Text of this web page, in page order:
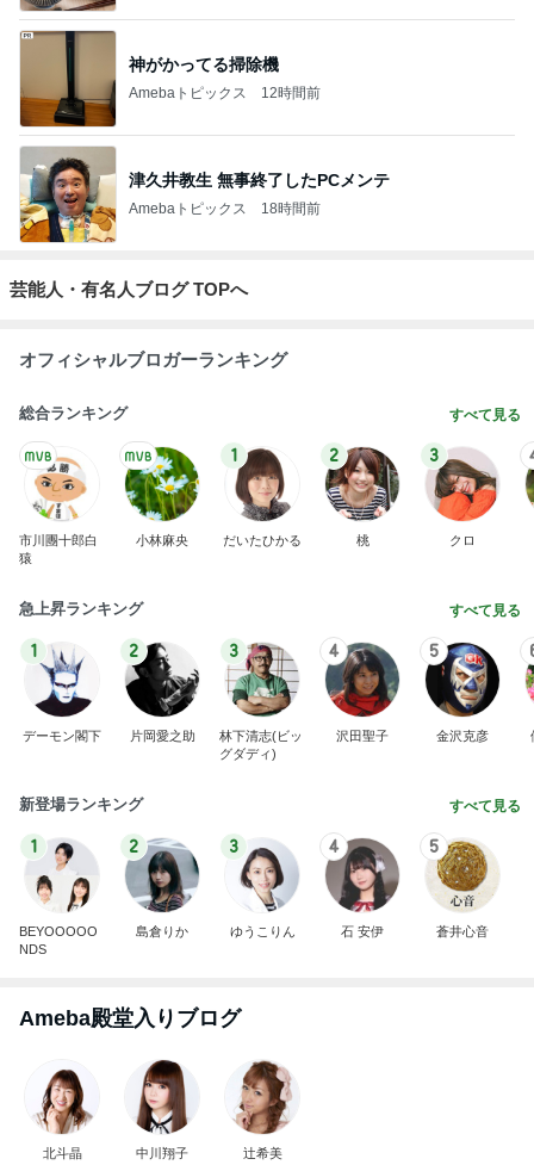
神がかってる掃除機
Amebaトピックス 12時間前
津久井教生 無事終了したPCメンテ
Amebaトピックス 18時間前
芸能人・有名人ブログ TOPへ
オフィシャルブロガーランキング
総合ランキング すべて見る
市川團十郎白
猿
小林麻央
1
だいたひかる
2
桃
3
クロ
急上昇ランキング すべて見る
1
デーモン閣下
2
片岡愛之助
3
林下清志(ビッ
グダディ)
4
沢田聖子
5
金沢克彦
新登場ランキング すべて見る
1
BEYOOOOO
NDS
2
島倉りか
3
ゆうこりん
4
石 安伊
5
蒼井心音
Ameba殿堂入りブログ
北斗晶 中川翔子 辻希美